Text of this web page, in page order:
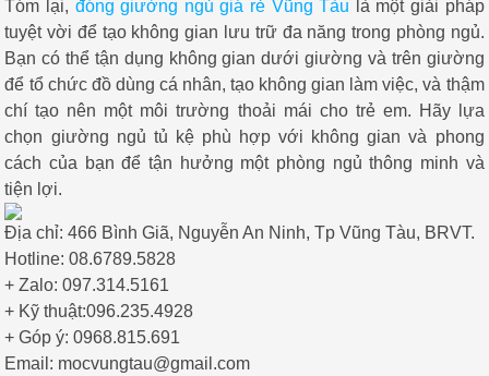
Tóm lại, đóng giường ngủ giá rẻ Vũng Tàu là một giải pháp
tuyệt vời để tạo không gian lưu trữ đa năng trong phòng ngủ.
Bạn có thể tận dụng không gian dưới giường và trên giường
để tổ chức đồ dùng cá nhân, tạo không gian làm việc, và thậm
chí tạo nên một môi trường thoải mái cho trẻ em. Hãy lựa
chọn giường ngủ tủ kệ phù hợp với không gian và phong
cách của bạn để tận hưởng một phòng ngủ thông minh và
tiện lợi.
Địa chỉ: 466 Bình Giã, Nguyễn An Ninh, Tp Vũng Tàu, BRVT.
Hotline: 08.6789.5828
+ Zalo: 097.314.5161
+ Kỹ thuật:096.235.4928
+ Góp ý: 0968.815.691
Email: mocvungtau@gmail.com